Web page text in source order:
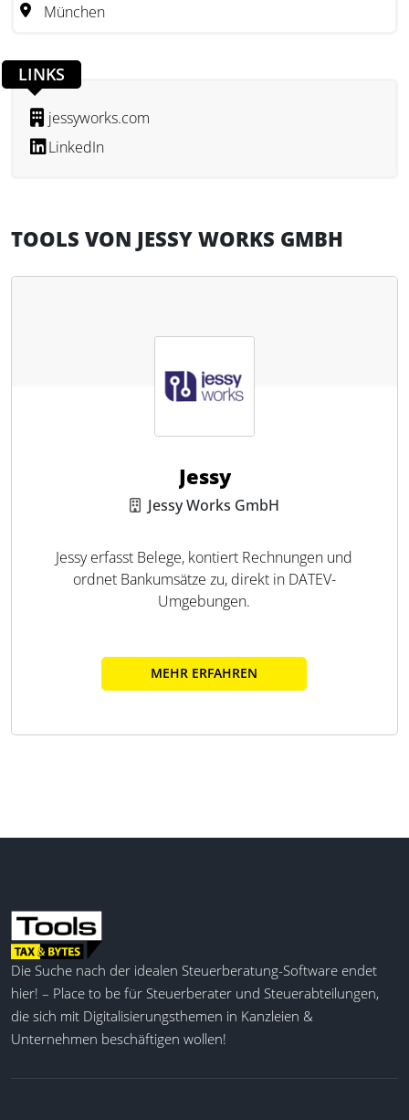
Systemlandschaften zu arbeiten und ist auf die Nutzung im
Buchhaltungssoftware zugeschnitten.
München
LINKS
jessyworks.com
LinkedIn
TOOLS VON JESSY WORKS GMBH
Jessy
Jessy Works GmbH
Jessy erfasst Belege, kontiert Rechnungen und
ordnet Bankumsätze zu, direkt in DATEV-
Umgebungen.
MEHR ERFAHREN
Die Suche nach der idealen Steuerberatung-Software endet
hier! – Place to be für Steuerberater und Steuerabteilungen,
die sich mit Digitalisierungsthemen in Kanzleien &
Unternehmen beschäftigen wollen!